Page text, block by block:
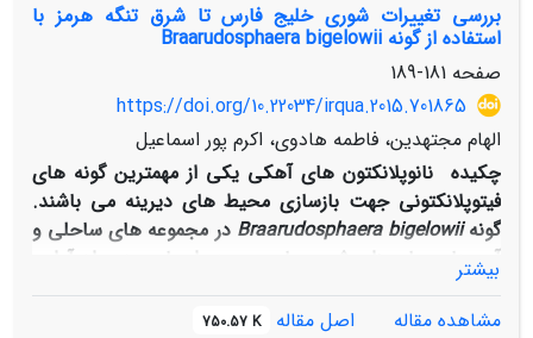
بررسی تغییرات شوری خلیج فارس تا شرق تنگه هرمز با
استفاده از گونه Braarudosphaera bigelowii
صفحه 181-189
https://doi.org/10.22034/irqua.2015.701865
الهام مجتهدین، فاطمه هادوی، اکرم پور اسماعیل
چکیده نانوپلانکتون های آهکی یکی از مهمترین گونه های
فیتوپلانکتونی جهت بازسازی محیط های دیرینه می باشند.
گونهBraarudosphaera bigelowii در مجموعه های ساحلی و
آب هایی با میزان شوری پایین و همراه با ورود مواد آواری
زندگی می کند. بررسی های انجام گرفته بر روی نمونه های
خلیج فارس، شرق تنگه هرمز و دریای عمان (سیریک) بر
بیشتر
مشاهده مقاله
اصل مقاله 750.57 K